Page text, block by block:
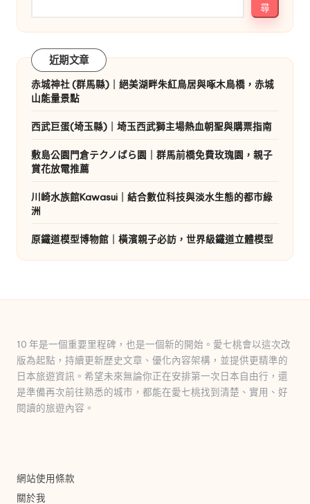
尋
近期文章
赤城神社 (群馬縣)｜絕美湖畔朱紅鳥居與啄木鳥橋，赤城
山能量景點
西武巨蛋(埼玉縣)｜埼玉西武獅主場熱血朝聖與購票指南
敷島公園門倉テクノばら園｜群馬前橋免費玫瑰園，親子
賞花放電推薦
川崎水族館Kawasui｜結合數位科技與淡水生態的都市綠
洲
原鐵道模型博物館｜橫濱親子必訪，世界級鐵道立體模型
10 年是一個重要里程碑，也是一個新的開始。愛七桃會以這次改
版為起點，持續更新歷史文章、優化內容架構，並提供更精準的
日本旅遊資訊。希望未來無論你正在安排第一次日本自由行，還
是準備再次前往熟悉的城市，都能在愛七桃找到清楚、實用、好
閱讀的旅遊內容。
網站使用條款
關於我